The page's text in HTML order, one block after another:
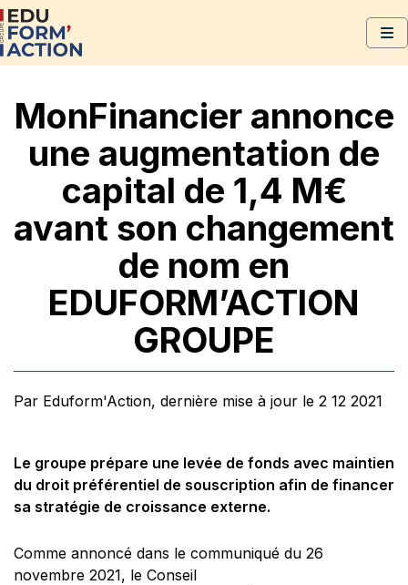
MonFinancier annonce
une augmentation de
capital de 1,4 M€
avant son changement
de nom en
EDUFORM’ACTION
GROUPE
Par Eduform'Action, dernière mise à jour le 2 12 2021
Le groupe prépare une levée de fonds avec maintien
du droit préférentiel de souscription afin de financer
sa stratégie de croissance externe.
Comme annoncé dans le communiqué du 26
novembre 2021, le Conseil